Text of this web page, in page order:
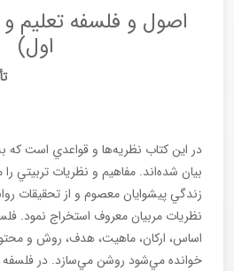
اصول و فلسفه تعلیم
اول)
در اين كتاب نظريه‌ها و قواعدي است كه
بيان شده‌اند. مفاهيم و نظريات تربيتي را
زندگي پيشوايان معصوم و از تحقيقات
نظريات مربيان معروف استخراج نمود.
اساس، اركان، ماهيت، هدف، روش و
خوانده مي‌شود روشن مي‌سازد. در فلسفه